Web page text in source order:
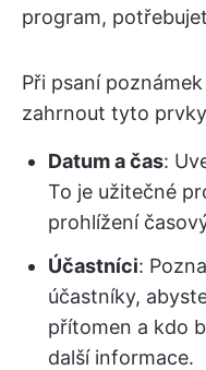
program,
Při psaní
zahrnout tyto
Datum a čas:
To je užitečné
prohlížení
Účastníci:
účastníky,
přítomen a kdo
další informace.